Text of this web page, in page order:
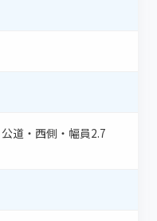
道・西側・幅員2.7